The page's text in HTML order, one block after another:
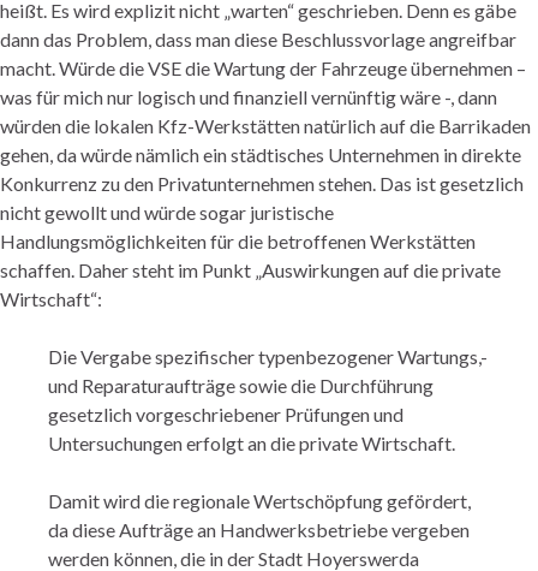
heißt. Es wird explizit nicht „warten“ geschrieben. Denn es gäbe
dann das Problem, dass man diese Beschlussvorlage angreifbar
macht. Würde die VSE die Wartung der Fahrzeuge übernehmen –
was für mich nur logisch und finanziell vernünftig wäre -, dann
würden die lokalen Kfz-Werkstätten natürlich auf die Barrikaden
gehen, da würde nämlich ein städtisches Unternehmen in direkte
Konkurrenz zu den Privatunternehmen stehen. Das ist gesetzlich
nicht gewollt und würde sogar juristische
Handlungsmöglichkeiten für die betroffenen Werkstätten
schaffen. Daher steht im Punkt „Auswirkungen auf die private
Wirtschaft“:
Die Vergabe spezifischer typenbezogener Wartungs,-
und Reparaturaufträge sowie die Durchführung
gesetzlich vorgeschriebener Prüfungen und
Untersuchungen erfolgt an die private Wirtschaft.
Damit wird die regionale Wertschöpfung gefördert,
da diese Aufträge an Handwerksbetriebe vergeben
werden können, die in der Stadt Hoyerswerda